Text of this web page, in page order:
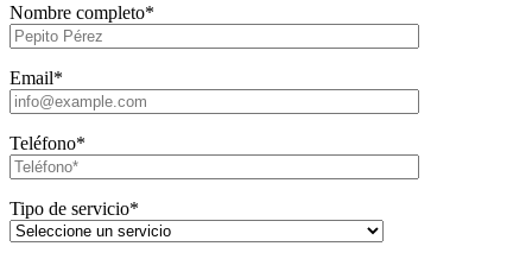
Nombre completo*
Email*
Teléfono*
Tipo de servicio*